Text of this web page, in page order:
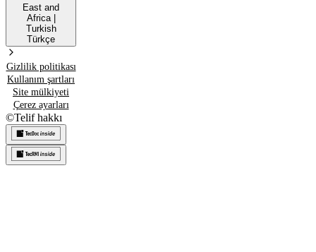
East and
Africa|
Turkish
Türkçe
Gizlilik politikası
Kullanım şartları
Site mülkiyeti
Çerez ayarları
©Telif hakkı